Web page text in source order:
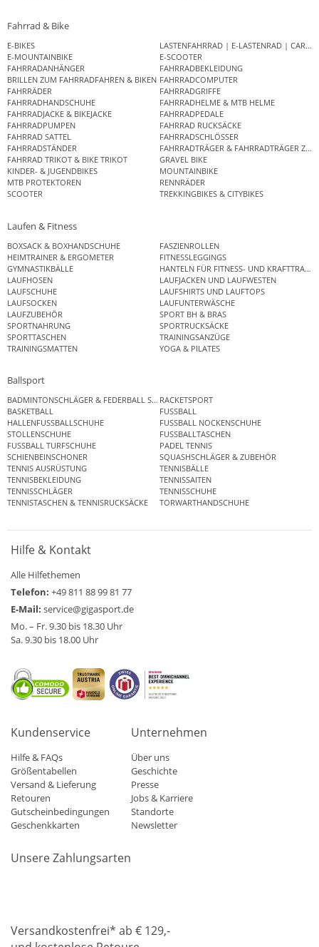
Fahrrad & Bike
E-BIKES
LASTENFAHRRAD | E-LASTENRAD |
E-MOUNTAINBIKE
E-SCOOTER
FAHRRADANHÄNGER
FAHRRADBEKLEIDUNG
BRILLEN ZUM FAHRRADFAHREN & BIKEN FAHRRADCOMPUTER
FAHRRÄDER
FAHRRADGRIFFE
FAHRRADHANDSCHUHE
FAHRRADHELME & MTB HELME
FAHRRADJACKE & BIKEJACKE
FAHRRADPEDALE
FAHRRADPUMPEN
FAHRRAD RUCKSÄCKE
FAHRRAD SATTEL
FAHRRADSCHLÖSSER
FAHRRADSTÄNDER
FAHRRADTRÄGER & FAHRRADTRÄGER
FAHRRAD TRIKOT & BIKE TRIKOT
GRAVEL BIKE
KINDER- & JUGENDBIKES
MOUNTAINBIKE
MTB PROTEKTOREN
RENNRÄDER
SCOOTER
TREKKINGBIKES & CITYBIKES
Laufen & Fitness
BOXSACK & BOXHANDSCHUHE
FASZIENROLLEN
HEIMTRAINER & ERGOMETER
FITNESSLEGGINGS
GYMNASTIKBÄLLE
HANTELN FÜR FITNESS- UND
LAUFHOSEN
LAUFJACKEN UND LAUFWESTEN
LAUFSCHUHE
LAUFSHIRTS UND LAUFTOPS
LAUFSOCKEN
LAUFUNTERWÄSCHE
LAUFZUBEHÖR
SPORT BH & BRAS
SPORTNAHRUNG
SPORTRUCKSÄCKE
SPORTTASCHEN
TRAININGSANZÜGE
TRAININGSMATTEN
YOGA & PILATES
Ballsport
BADMINTONSCHLÄGER & FEDERBALL SETSRACKETSPORT
BASKETBALL
FUSSBALL
HALLENFUSSBALLSCHUHE
FUSSBALL NOCKENSCHUHE
STOLLENSCHUHE
FUSSBALLTASCHEN
FUSSBALL TURFSCHUHE
PADEL TENNIS
SCHIENBEINSCHONER
SQUASHSCHLÄGER & ZUBEHÖR
TENNIS AUSRÜSTUNG
TENNISBÄLLE
TENNISBEKLEIDUNG
TENNISSAITEN
TENNISSCHLÄGER
TENNISSCHUHE
TENNISTASCHEN & TENNISRUCKSÄCKE
TORWARTHANDSCHUHE
Hilfe & Kontakt
Alle Hilfethemen
Telefon: +49 811 88 99 81 77
E-Mail: service@gigasport.de
Mo. – Fr. 9.30 bis 18.30 Uhr
Sa. 9.30 bis 18.00 Uhr
Kundenservice
Hilfe & FAQs
Größentabellen
Versand & Lieferung
Retouren
Gutscheinbedingungen
Geschenkkarten
Unternehmen
Über uns
Geschichte
Presse
Jobs & Karriere
Standorte
Newsletter
Unsere Zahlungsarten
Versandkostenfrei* ab € 129,-